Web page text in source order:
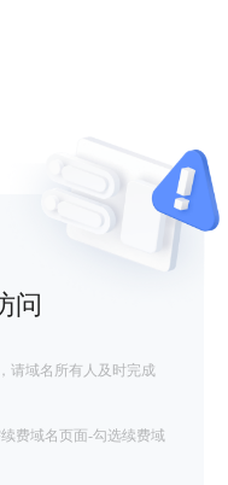
问
请域名所有人及时完成
费域名页面-勾选续费域